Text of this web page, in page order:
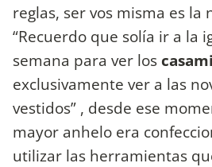
reglas, ser vos misma es la
“Recuerdo que solía ir a la
semana para ver los
exclusivamente ver a las
vestidos” , desde ese
mayor anhelo era
utilizar las herramientas